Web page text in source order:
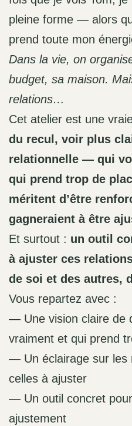
pleine forme — alors
prend toute mon
Dans la vie, on
budget, sa maison.
relations…
Cet atelier est une
du recul, voir plus
relationnelle — qui
qui prend trop de
méritent d’être
gagneraient à être
Et surtout : un outil
à ajuster ces
de soi et des autres,
Vous repartez avec :
— Une vision claire de
vraiment et qui prend
— Un éclairage sur les
celles à ajuster
— Un outil concret
ajustement